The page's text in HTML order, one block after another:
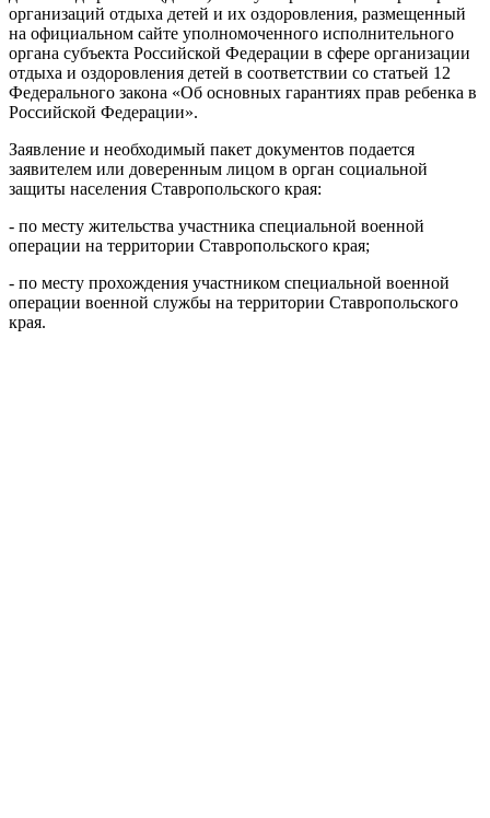
организаций отдыха детей и их оздоровления, размещенный
на официальном сайте уполномоченного исполнительного
органа субъекта Российской Федерации в сфере организации
отдыха и оздоровления детей в соответствии со статьей 12
Федерального закона «Об основных гарантиях прав ребенка в
Российской Федерации».
Заявление и необходимый пакет документов подается
заявителем или доверенным лицом в орган социальной
защиты населения Ставропольского края:
- по месту жительства участника специальной военной
операции на территории Ставропольского края;
- по месту прохождения участником специальной военной
операции военной службы на территории Ставропольского
края.